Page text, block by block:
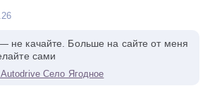
не качайте. Больше на сайте от меня
сами
Село Ягодное